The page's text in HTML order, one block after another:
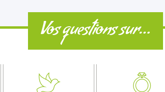
Vos questions sur...